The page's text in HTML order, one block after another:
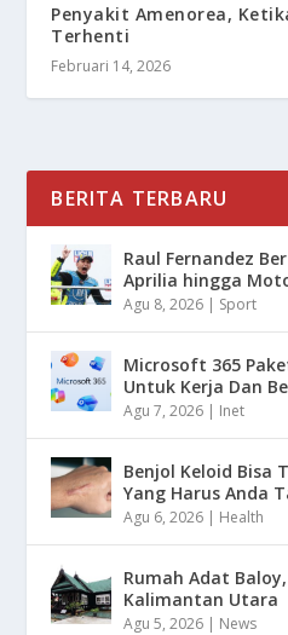
Penyakit Amenorea,
Terhenti
Februari 14, 2026
BERITA TERBARU
Raul Fernandez
Aprilia hingga
Agu 8, 2026 | Sport
Microsoft 365
Untuk Kerja Dan
Agu 7, 2026 | Inet
Benjol Keloid Bisa
Yang Harus Anda
Agu 6, 2026 | Health
Rumah Adat
Kalimantan Utara
Agu 5, 2026 | News